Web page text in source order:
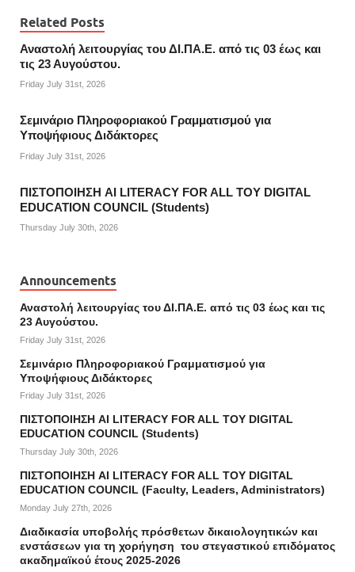
Related Posts
Αναστολή λειτουργίας του ΔΙ.ΠΑ.Ε. από τις 03 έως και
τις 23 Αυγούστου.
Friday July 31st, 2026
Σεμινάριο Πληροφοριακού Γραμματισμού για
Υποψήφιους Διδάκτορες
Friday July 31st, 2026
ΠΙΣΤΟΠΟΙΗΣΗ AI LITERACY FOR ALL ΤΟΥ DIGITAL
EDUCATION COUNCIL (Students)
Thursday July 30th, 2026
Announcements
Αναστολή λειτουργίας του ΔΙ.ΠΑ.Ε. από τις 03 έως και τις
23 Αυγούστου.
Friday July 31st, 2026
Σεμινάριο Πληροφοριακού Γραμματισμού για
Υποψήφιους Διδάκτορες
Friday July 31st, 2026
ΠΙΣΤΟΠΟΙΗΣΗ AI LITERACY FOR ALL ΤΟΥ DIGITAL
EDUCATION COUNCIL (Students)
Thursday July 30th, 2026
ΠΙΣΤΟΠΟΙΗΣΗ AI LITERACY FOR ALL ΤΟΥ DIGITAL
EDUCATION COUNCIL (Faculty, Leaders, Administrators)
Monday July 27th, 2026
Διαδικασία υποβολής πρόσθετων δικαιολογητικών και
ενστάσεων για τη χορήγηση του στεγαστικού επιδόματος
ακαδημαϊκού έτους 2025-2026